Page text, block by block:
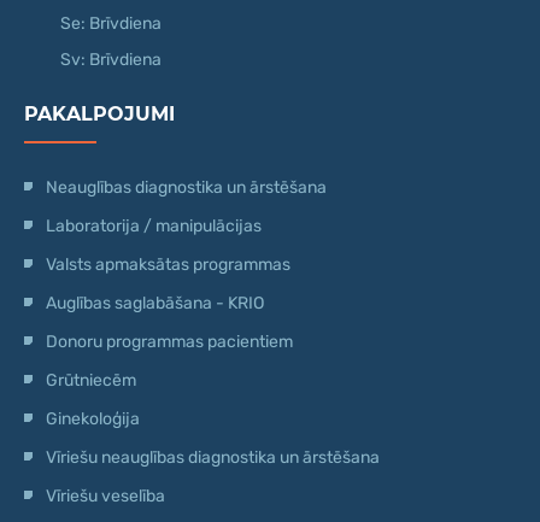
Se: Brīvdiena
Sv: Brīvdiena
PAKALPOJUMI
Neauglības diagnostika un ārstēšana
Laboratorija / manipulācijas
Valsts apmaksātas programmas
Auglības saglabāšana - KRIO
Donoru programmas pacientiem
Grūtniecēm
Ginekoloģija
Vīriešu neauglības diagnostika un ārstēšana
Vīriešu veselība